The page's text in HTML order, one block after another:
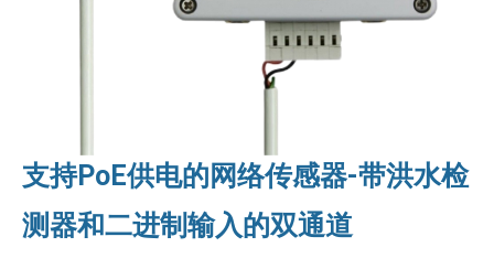
支持PoE供电的网络传感器-带洪水检
测器和二进制输入的双通道